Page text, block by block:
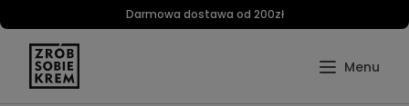
Darmowa dostawa od 200zł